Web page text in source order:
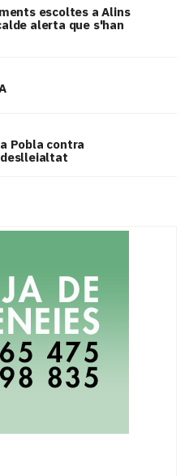
escoltes a Alins
alerta que s'han
Pobla contra
deslleialtat